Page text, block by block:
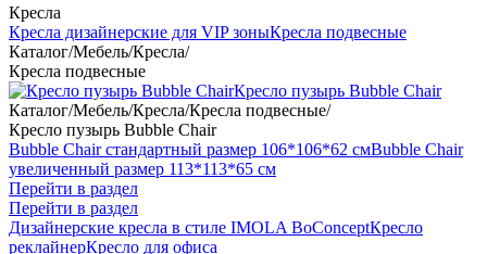
Кресла
Кресла дизайнерские для VIP зоныКресла подвесные
Каталог/Мебель/Кресла/
Кресла подвесные
Кресло пузырь Bubble Chair
Каталог/Мебель/Кресла/Кресла подвесные/
Кресло пузырь Bubble Chair
Bubble Chair стандартный размер 106*106*62 смBubble Chair
увеличенный размер 113*113*65 см
Перейти в раздел
Перейти в раздел
Дизайнерские кресла в стиле IMOLA BoConceptКресло
реклайнерКресло для офиса